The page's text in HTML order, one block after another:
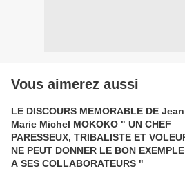
Vous aimerez aussi
LE DISCOURS MEMORABLE DE Jean
Marie Michel MOKOKO " UN CHEF
PARESSEUX, TRIBALISTE ET VOLEUR
NE PEUT DONNER LE BON EXEMPLE
A SES COLLABORATEURS "